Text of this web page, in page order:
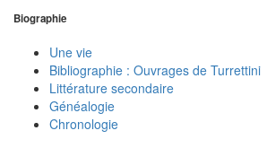
Biographie
Une vie
Bibliographie : Ouvrages de Turrettini
Littérature secondaire
Généalogie
Chronologie